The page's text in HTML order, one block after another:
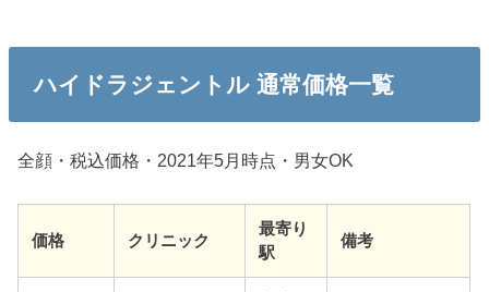
ハイドラジェントル 通常価格一覧
全顔・税込価格・2021年5月時点・男女OK
価格 クリニック
最寄り
駅
備考